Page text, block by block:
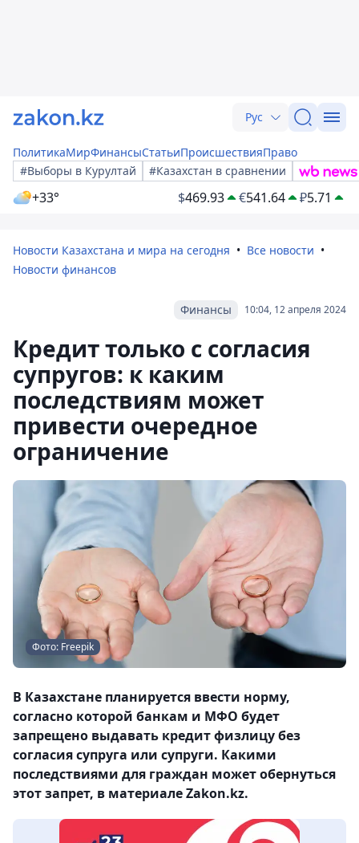
Рус
ПолитикаМирФинансыСтатьиПроисшествияПраво
#Выборы в Курултай
#Казахстан в сравнении
+33° $469.93 €541.64 ₽5.71
Новости Казахстана и мира на сегодня
Все новости
Новости финансов
10:04, 12 апреля 2024
Финансы
Кредит только с согласия
супругов: к каким
последствиям может
привести очередное
ограничение
Фото: Freepik
В Казахстане планируется ввести норму,
согласно которой банкам и МФО будет
запрещено выдавать кредит физлицу без
согласия супруга или супруги. Какими
последствиями для граждан может обернуться
этот запрет, в материале Zakon.kz.